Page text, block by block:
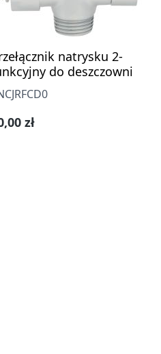
natrysku 2-
do deszczowni
regularna:
zł